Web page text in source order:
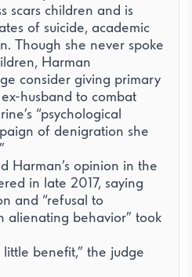
scars children and is
of suicide, academic
Though she never spoke
Harman
consider giving primary
husband to combat
“psychological
of denigration she
Harman’s opinion in the
in late 2017, saying
and “refusal to
alienating behavior” took
benefit,” the judge